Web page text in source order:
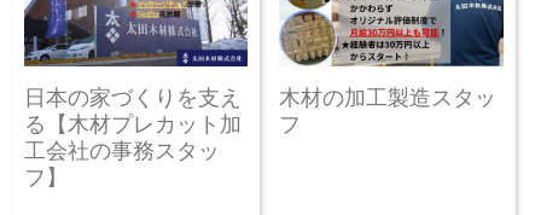
日本の家づくりを支え
る【木材プレカット加
工会社の事務スタッ
フ】
木材の加工製造スタッ
フ